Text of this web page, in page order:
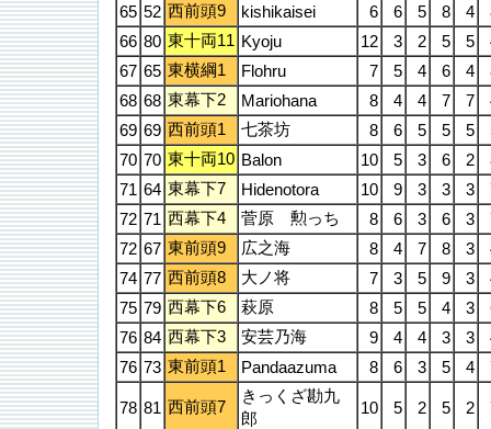
65 52 西前頭9 kishikaisei 6 6 5 8 4
66 80 東十両11 Kyoju 12 3 2 5 5
67 65 東横綱1 Flohru 7 5 4 6 4
68 68 東幕下2 Mariohana 8 4 4 7 7
69 69 西前頭1 七茶坊 8 6 5 5 5
70 70 東十両10 Balon 10 5 3 6 2
71 64 東幕下7 Hidenotora 10 9 3 3 3
72 71 西幕下4 菅原 勲っち 8 6 3 6 3
72 67 東前頭9 広之海 8 4 7 8 3
74 77 西前頭8 大ノ将 7 3 5 9 3
75 79 西幕下6 萩原 8 5 5 4 3
76 84 西幕下3 安芸乃海 9 4 4 3 3
76 73 東前頭1 Pandaazuma 8 6 3 5 4
78 81 西前頭7
きっくざ勘九
郎
10 5 2 5 2